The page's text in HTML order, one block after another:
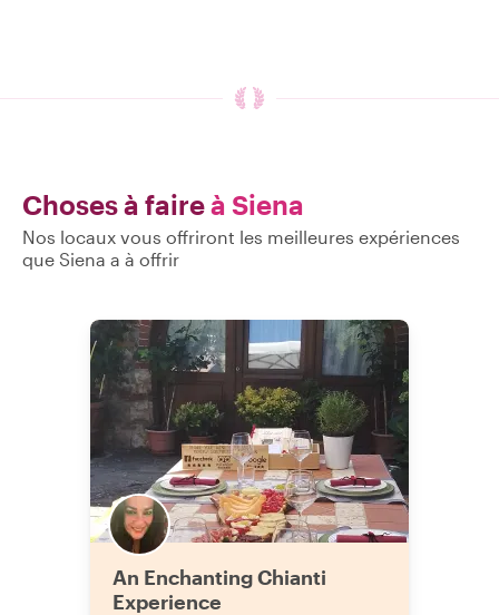
Choses à faireà Siena
Nos locaux vous offriront les meilleures expériences
que Siena a à offrir
An Enchanting Chianti
Experience